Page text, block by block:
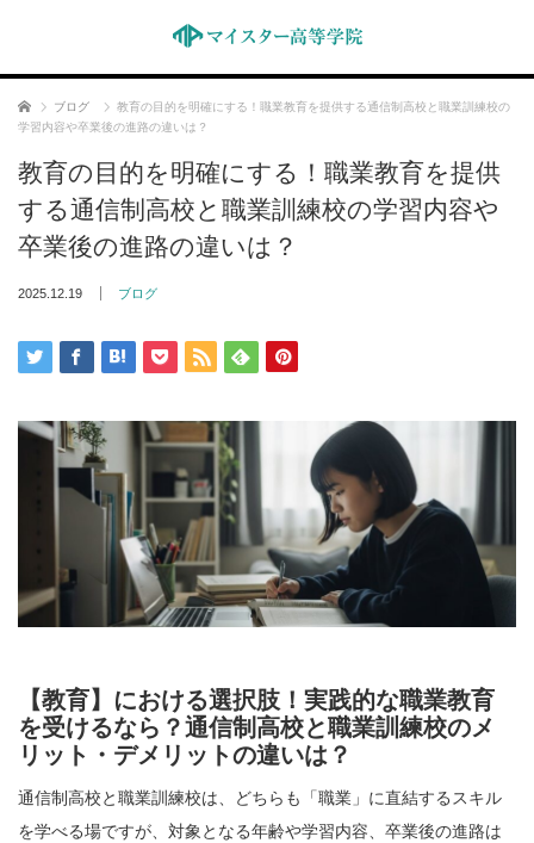
ホーム ブログ
教育の目的を明確にする！職業教育を提供する通信制高校と職業訓練校の
学習内容や卒業後の進路の違いは？
教育の目的を明確にする！職業教育を提供
する通信制高校と職業訓練校の学習内容や
卒業後の進路の違いは？
2025.12.19 ブログ
【教育】における選択肢！実践的な職業教育
を受けるなら？通信制高校と職業訓練校のメ
リット・デメリットの違いは？
通信制高校と職業訓練校は、どちらも「職業」に直結するスキル
を学べる場ですが、対象となる年齢や学習内容、卒業後の進路は